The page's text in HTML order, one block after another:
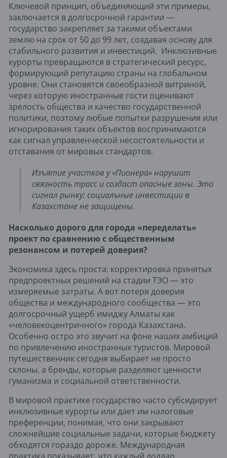
Ключевой принцип, объединяющий эти примеры,
заключается в долгосрочной гарантии —
государство закрепляет за такими объектами
землю на срок от 50 до 99 лет, создавая основу для
стабильного развития и инвестиций. Инклюзивные
курорты превращаются в стратегический ресурс,
формирующий репутацию страны на глобальном
уровне. Они становятся своеобразной витриной,
через которую иностранные гости оценивают
зрелость общества и качество государственной
политики, поэтому любые попытки разрушения или
игнорирования таких объектов воспринимаются
как сигнал управленческой несостоятельности и
отставания от мировых стандартов.
Изъятие участков у «Пионера» нарушит
связность трасс и создаст опасные зоны. Это
сигнал рынку: социальные инвестиции в
Казахстане не защищены.
Насколько дорого для города «переделать»
проект по сравнению с общественным
резонансом и потерей доверия?
Экономика здесь проста: корректировка принятых
предпроектных решений на стадии ТЭО — это
измеряемые затраты. А вот потеря доверия
общества и международного сообщества — это
долгосрочный ущерб имиджу Алматы как
«человекоцентричного» города Казахстана.
Особенно остро это звучит на фоне наших амбиций
по привлечению иностранных туристов. Мировой
путешественник сегодня выбирает не просто
склоны, а бренды, которые разделяют ценности
гуманизма и социальной ответственности.
В мировой практике государство часто субсидирует
инклюзивные курорты или дает им налоговые
преференции, понимая, что они закрывают
сложнейшие социальные задачи, которые бюджету
обходятся гораздо дороже. Международная